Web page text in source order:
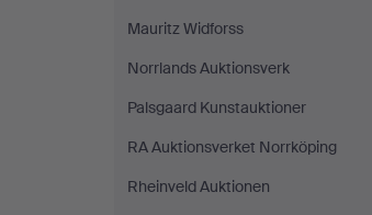
Mauritz Widforss
Norrlands Auktionsverk
Palsgaard Kunstauktioner
RA Auktionsverket Norrköping
Rheinveld Auktionen